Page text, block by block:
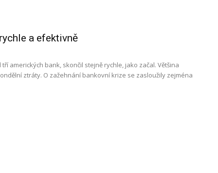
a efektivně
amerických bank, skončil stejně rychle, jako začal. Většina
ztráty. O zažehnání bankovní krize se zasloužily zejména